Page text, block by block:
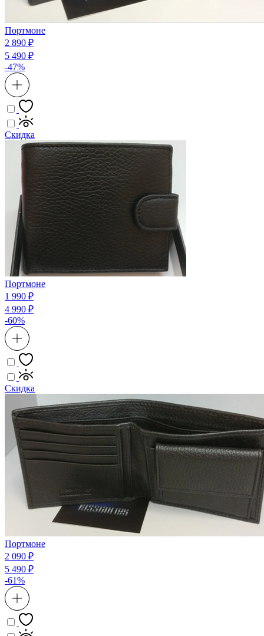
Портмоне
2 890 ₽
5 490 ₽
-47%
Скидка
Портмоне
1 990 ₽
4 990 ₽
-60%
Скидка
Портмоне
2 090 ₽
5 490 ₽
-61%